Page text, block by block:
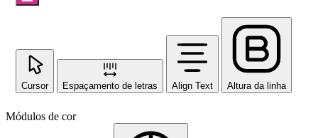
Cursor Espaçamento de letras Align Text Altura da linha
Módulos de cor